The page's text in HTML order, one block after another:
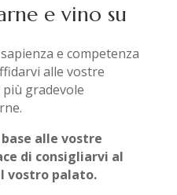
e vino su
e competenza
alle vostre
gradevole
alle vostre
di consigliarvi al
vostro palato.